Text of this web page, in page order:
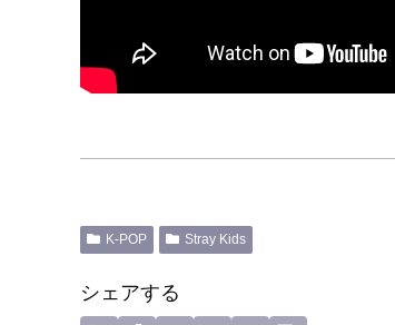
K-POP Stray Kids
シェアする